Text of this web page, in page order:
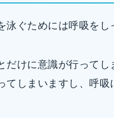
ぐためには呼吸をし
けに意識が行ってし
しまいますし、呼吸